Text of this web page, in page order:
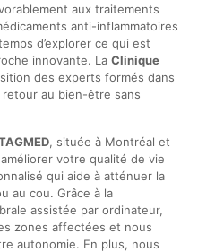
aux traitements
anti-inflammatoires
d’explorer ce qui est
innovante. La Clinique
des experts formés dans
au bien-être sans
, située à Montréal et
votre qualité de vie
qui aide à atténuer la
au cou. Grâce à la
assistée par ordinateur,
zones affectées et nous
autonomie. En plus, nous